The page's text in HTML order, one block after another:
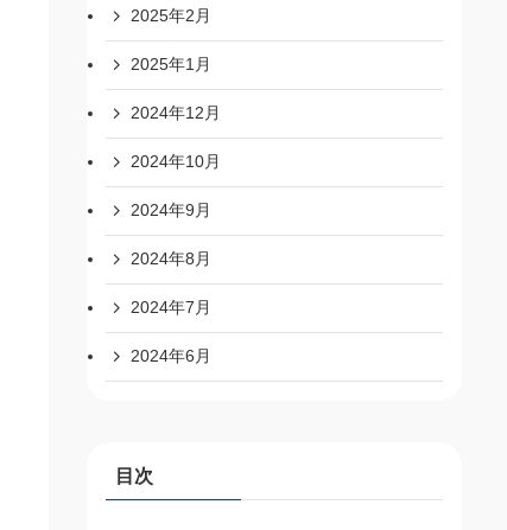
2025年2月
2025年1月
2024年12月
2024年10月
2024年9月
2024年8月
2024年7月
2024年6月
目次